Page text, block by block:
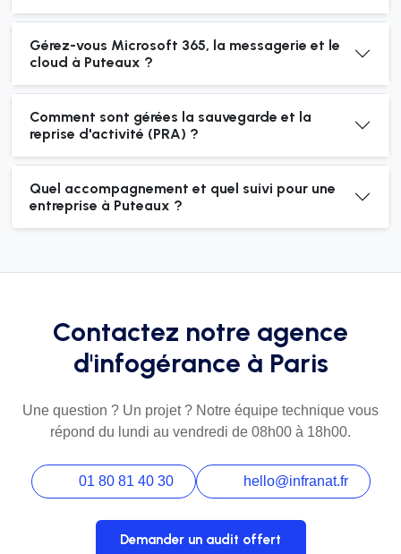
Gérez-vous Microsoft 365, la messagerie et le
cloud à Puteaux ?
Comment sont gérées la sauvegarde et la
reprise d'activité (PRA) ?
Quel accompagnement et quel suivi pour une
entreprise à Puteaux ?
Contactez notre agence
d'infogérance à Paris
Une question ? Un projet ? Notre équipe technique vous
répond du lundi au vendredi de 08h00 à 18h00.
01 80 81 40 30 hello@infranat.fr
Demander un audit offert